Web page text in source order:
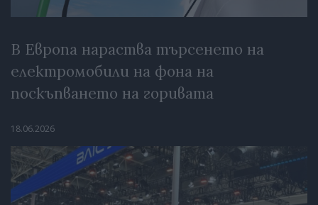
В Европа нараства търсенето на
електромобили на фона на
поскъпването на горивата
18.06.2026